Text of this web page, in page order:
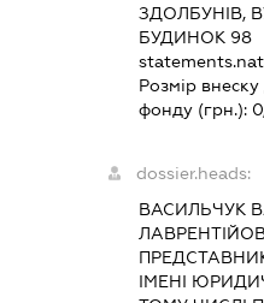
ЗДОЛБУНІВ,
БУДИНОК 98
Розмір
фонду (грн.):
dossier.heads:
ВАСИЛЬЧУК
ІМЕНІ